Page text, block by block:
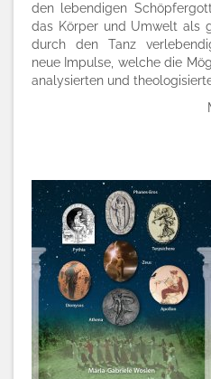
den lebendigen
das Körper und Umwelt als
durch den Tanz
neue Impulse, welche die
analysierten und